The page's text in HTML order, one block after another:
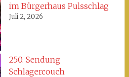
im Bürgerhaus Pulsschlag
Juli 2, 2026
250. Sendung
Schlagercouch